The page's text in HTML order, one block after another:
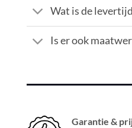
Wat is de
Is er ook
Garantie &